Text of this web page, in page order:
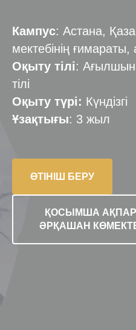
Кампус: Астана,
мектебінің
Оқыту тілі: Ағылшын
тілі
Оқыту түрі: Күндізгі
Ұзақтығы: 3 жыл
ӨТІНІШ БЕРУ
ҚОСЫМША
ӘРҚАШАН